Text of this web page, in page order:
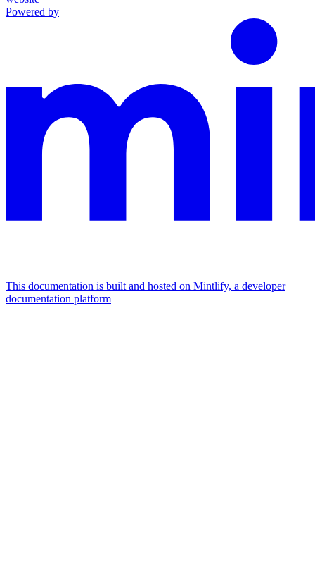
Powered by
This documentation is built and hosted on Mintlify, a developer
documentation platform